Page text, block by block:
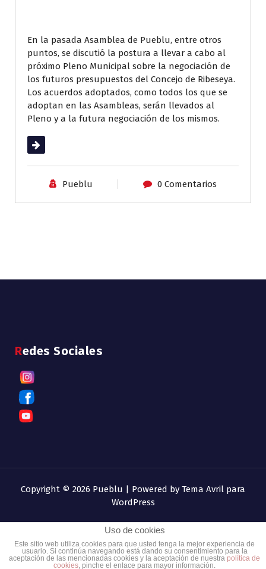
En la pasada Asamblea de Pueblu, entre otros
puntos, se discutió la postura a llevar a cabo al
próximo Pleno Municipal sobre la negociación de
los futuros presupuestos del Concejo de Ribeseya.
Los acuerdos adoptados, como todos los que se
adoptan en las Asambleas, serán llevados al
Pleno y a la futura negociación de los mismos.
Leer más
Pueblu 0 Comentarios
Redes Sociales
Copyright © 2026 Pueblu | Powered by Tema Avril para
WordPress
Uso de cookies
Este sitio web utiliza cookies para que usted tenga la mejor experiencia de
usuario. Si continúa navegando está dando su consentimiento para la
aceptación de las mencionadas cookies y la aceptación de nuestra política de
cookies, pinche el enlace para mayor información.